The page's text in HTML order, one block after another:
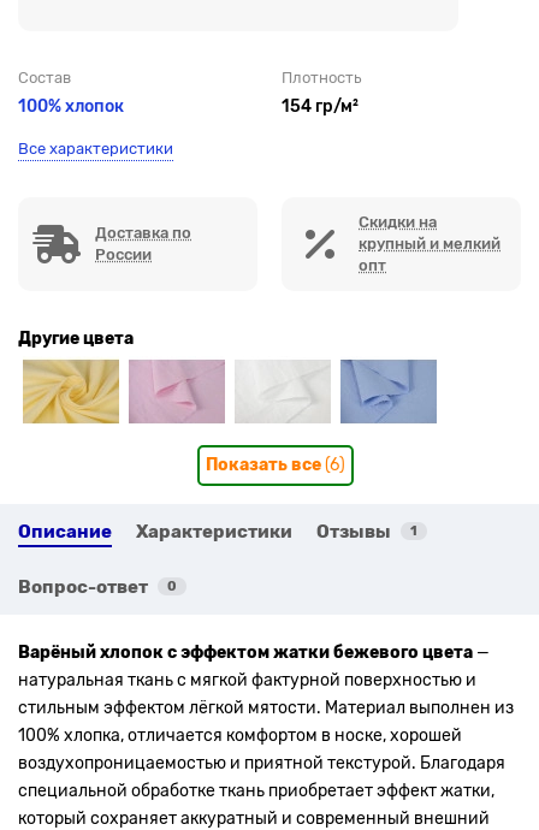
Состав
100% хлопок
Плотность
154 гр/м²
Все характеристики
Доставка по
России
Скидки на
крупный и мелкий
опт
Другие цвета
Показать все(6)
Описание Характеристики Отзывы 1
Вопрос-ответ 0
Варёный хлопок с эффектом жатки бежевого цвета —
натуральная ткань с мягкой фактурной поверхностью и
стильным эффектом лёгкой мятости. Материал выполнен из
100% хлопка, отличается комфортом в носке, хорошей
воздухопроницаемостью и приятной текстурой. Благодаря
специальной обработке ткань приобретает эффект жатки,
который сохраняет аккуратный и современный внешний